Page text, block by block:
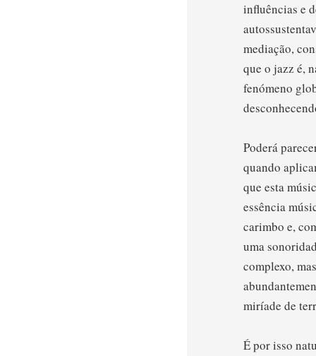
influências e
mediação,
que o jazz é,
fenómeno
Poderá
quando
que esta
essência
carimbo e,
uma
complexo,
miríade de
É por isso